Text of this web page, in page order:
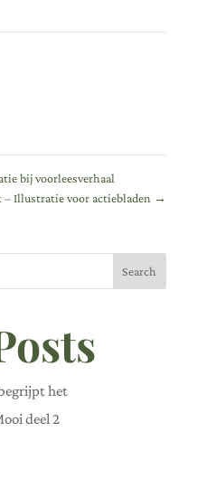
bij voorleesverhaal
Illustratie voor actiebladen →
Search
het
deel 2